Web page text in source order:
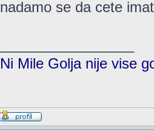
nadamo se da cete
Ni Mile Golja nije vise